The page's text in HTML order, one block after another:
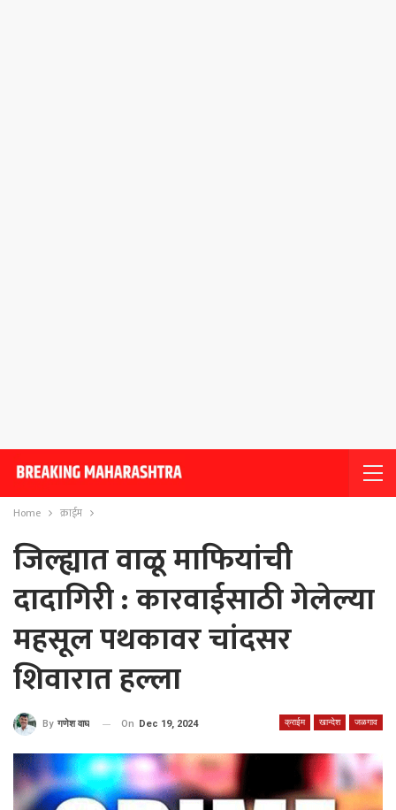
Home क्राईम
जिल्ह्यात वाळू माफियांची
दादागिरी : कारवाईसाठी गेलेल्या
महसूल पथकावर चांदसर
शिवारात हल्ला
क्राईम खान्देश जळगाव
By गणेश वाघ On Dec 19, 2024